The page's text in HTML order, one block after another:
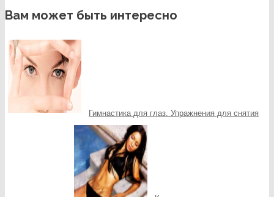
Вам может быть интересно
Гимнастика для глаз. Упражнения для снятия